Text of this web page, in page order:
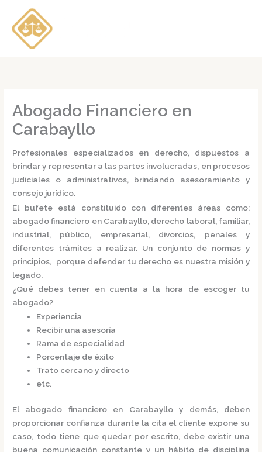
contenido
Abogado Financiero en
Carabayllo
Profesionales especializados en derecho, dispuestos a
brindar y representar a las partes involucradas, en procesos
judiciales o administrativos, brindando asesoramiento y
consejo jurídico.
El bufete está constituido con diferentes áreas como:
abogado financiero en Carabayllo, derecho laboral, familiar,
industrial, público, empresarial, divorcios, penales y
diferentes trámites a realizar. Un conjunto de normas y
principios, porque defender tu derecho es nuestra misión y
legado.
¿Qué debes tener en cuenta a la hora de escoger tu
abogado?
Experiencia
Recibir una asesoría
Rama de especialidad
Porcentaje de éxito
Trato cercano y directo
etc.
El abogado financiero en Carabaylloy demás, deben
proporcionar confianza durante la cita el cliente expone su
caso, todo tiene que quedar por escrito, debe existir una
buena comunicación constante y un hábito de disciplina